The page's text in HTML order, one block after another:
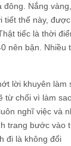
Nắng
tiết thế này,
tiếc là thời
nên bận. Nhiều
lời khuyên làm
từ chối vì làm
nghĩ việc và
trang bước vào
đi là không đổi